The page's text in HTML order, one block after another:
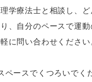
学療法士と相談し、
、自分のペースで運
に問い合わせください
ペースでくつろいでく